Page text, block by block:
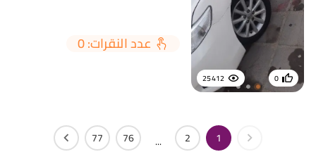
25412 0
عدد النقرات: 0
1
2
...
76
77